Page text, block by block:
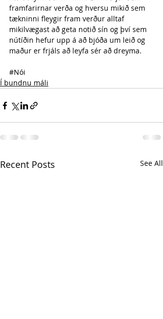
framfarirnar verða og hversu mikið sem
tækninni fleygir fram verður alltaf
mikilvægast að geta notið sín og því sem
nútíðin hefur upp á að bjóða um leið og
maður er frjáls að leyfa sér að dreyma.
#Nói
Í bundnu máli
Recent Posts See All